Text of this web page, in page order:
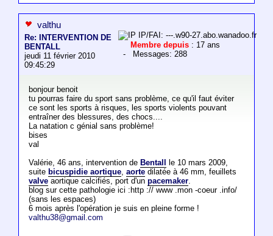
valthu
Re: INTERVENTION DE
BENTALL
jeudi 11 février 2010
09:45:29
IP/FAI: ---.w90-27.abo.wanadoo.fr
Membre depuis : 17 ans
- Messages: 288
bonjour benoit
tu pourras faire du sport sans problème, ce qu'il faut éviter
ce sont les sports à risques, les sports violents pouvant
entraîner des blessures, des chocs....
La natation c génial sans problème!
bises
val
Valérie, 46 ans, intervention de Bentall
le 10 mars 2009,
suite bicuspidie aortique, aortedilatée à 46 mm, feuillets
valveaortique calcifiés, port d'un pacemaker.
blog sur cette pathologie ici :http :// www .mon -coeur .info/
(sans les espaces)
6 mois après l'opération je suis en pleine forme !
valthu38@gmail.com